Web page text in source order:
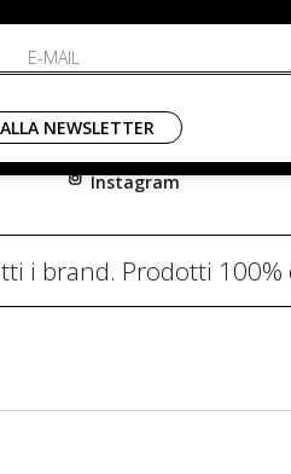
Contatti
Spedizione
Instagram
i brand. Prodotti 100%
NEWSLETTER